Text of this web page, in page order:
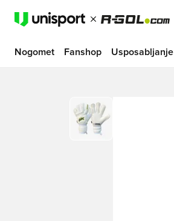
Nogomet Fanshop Usposabljanje